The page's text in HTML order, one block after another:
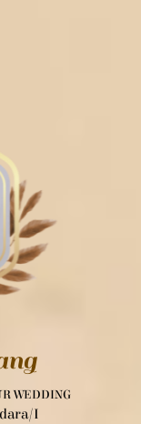
WEDDING
i